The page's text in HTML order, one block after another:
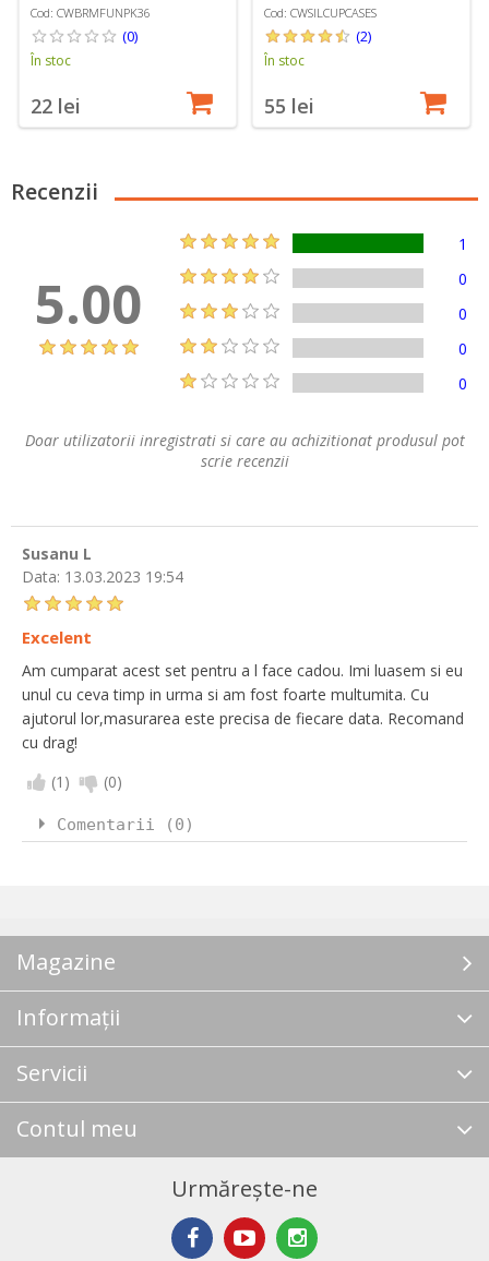
Cod: CWBRMFUNPK36
(0)
În stoc
22 lei
Cod: CWSILCUPCASES
(2)
În stoc
55 lei
Recenzii
5.00
1
0
0
0
0
Doar utilizatorii inregistrati si care au achizitionat produsul pot
scrie recenzii
Susanu L
Data: 13.03.2023 19:54
Excelent
Am cumparat acest set pentru a l face cadou. Imi luasem si eu
unul cu ceva timp in urma si am fost foarte multumita. Cu
ajutorul lor,masurarea este precisa de fiecare data. Recomand
cu drag!
(1 ) (0)
Comentarii (0)
Magazine
Informații
Servicii
Contul meu
Urmărește-ne